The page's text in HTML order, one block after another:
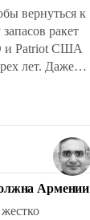
вернуться к
ракет
и Patriot США
лет. Даже
перед
Армении